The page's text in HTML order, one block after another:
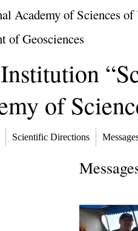
Academy of Sciences
of Geosciences
of
Scientific Directions